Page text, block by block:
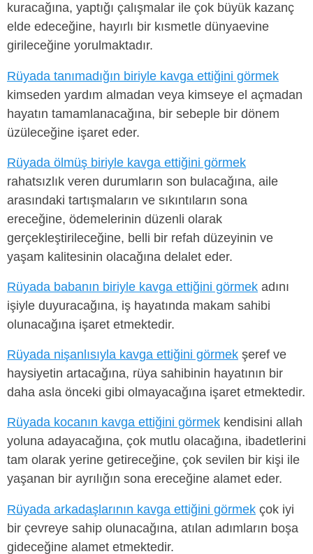
kuracağına, yaptığı çalışmalar ile çok büyük kazanç
elde edeceğine, hayırlı bir kısmetle dünyaevine
girileceğine yorulmaktadır.
Rüyada tanımadığın biriyle kavga ettiğini görmek
kimseden yardım almadan veya kimseye el açmadan
hayatın tamamlanacağına, bir sebeple bir dönem
üzüleceğine işaret eder.
Rüyada ölmüş biriyle kavga ettiğini görmek
rahatsızlık veren durumların son bulacağına, aile
arasındaki tartışmaların ve sıkıntıların sona
ereceğine, ödemelerinin düzenli olarak
gerçekleştirileceğine, belli bir refah düzeyinin ve
yaşam kalitesinin olacağına delalet eder.
Rüyada babanın biriyle kavga ettiğini görmek adını
işiyle duyuracağına, iş hayatında makam sahibi
olunacağına işaret etmektedir.
Rüyada nişanlısıyla kavga ettiğini görmek şeref ve
haysiyetin artacağına, rüya sahibinin hayatının bir
daha asla önceki gibi olmayacağına işaret etmektedir.
Rüyada kocanın kavga ettiğini görmek kendisini allah
yoluna adayacağına, çok mutlu olacağına, ibadetlerini
tam olarak yerine getireceğine, çok sevilen bir kişi ile
yaşanan bir ayrılığın sona ereceğine alamet eder.
Rüyada arkadaşlarının kavga ettiğini görmek çok iyi
bir çevreye sahip olunacağına, atılan adımların boşa
gideceğine alamet etmektedir.